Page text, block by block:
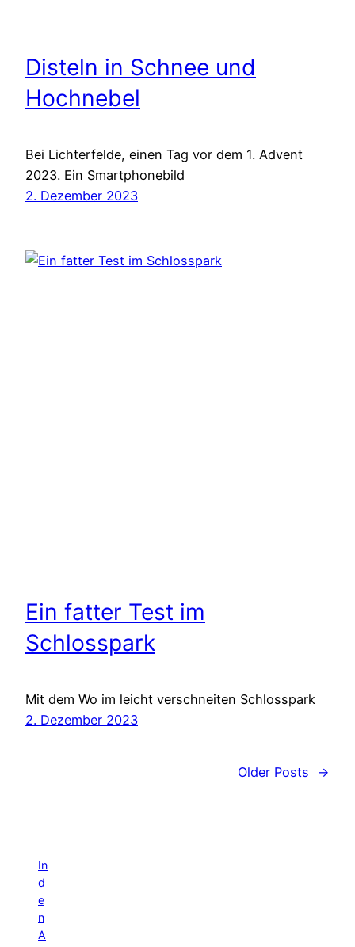
Disteln in Schnee und
Hochnebel
Bei Lichterfelde, einen Tag vor dem 1. Advent
2023. Ein Smartphonebild
2. Dezember 2023
Ein fatter Test im
Schlosspark
Mit dem Wo im leicht verschneiten Schlosspark
2. Dezember 2023
Older Posts →
In
d
e
n
A